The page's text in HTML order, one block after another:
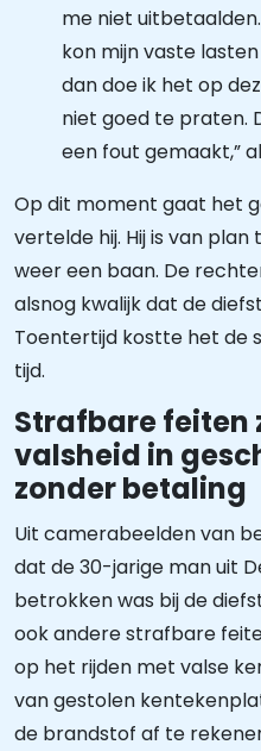
me niet
kon mijn vaste
dan doe ik het op
niet goed te praten.
een fout gemaakt,”
Op dit moment gaat het
vertelde hij. Hij is van
weer een baan. De
alsnog kwalijk dat de
Toentertijd kostte het de
tijd.
Strafbare feiten
valsheid in
zonder betaling
Uit camerabeelden van
dat de 30-jarige man uit
betrokken was bij de
ook andere strafbare
op het rijden met valse
van gestolen
de brandstof af te